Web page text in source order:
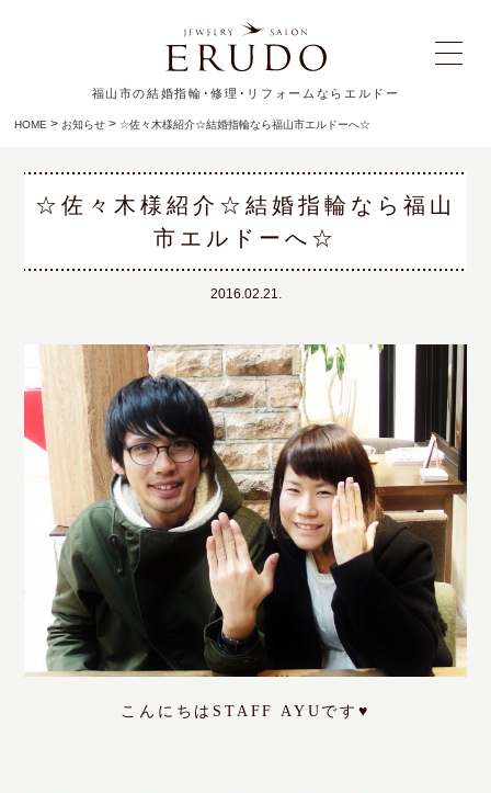
福山市の結婚指輪･修理･リフォームならエルドー
HOME >お知らせ > ☆佐々木様紹介☆結婚指輪なら福山市エルドーへ☆
☆佐々木様紹介☆結婚指輪なら福山
市エルドーへ☆
2016.02.21.
こんにちはSTAFF AYUです♥